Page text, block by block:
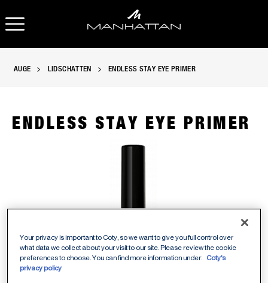
OPEN NAVIGATION
AUGE LIDSCHATTEN ENDLESS STAY EYE PRIMER
ENDLESS STAY EYE PRIMER
Manhattan Endless Stay Eye Primer in 1 - Transparent, slide
Your privacy is important to Coty, so we want to give you full control over
what data we collect about your visit to our site. Please review the cookie
preferences to choose. You can find more information under:
Coty's
privacy policy